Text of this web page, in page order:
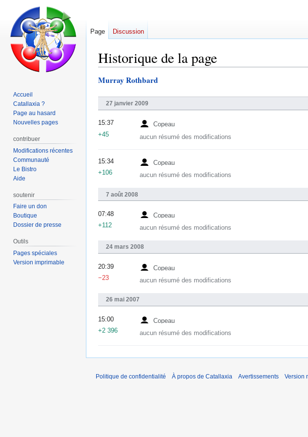
Historique de la page
Aller
navigation
Aller
recherche
Murray Rothbard
27 janvier 2009
Copeau
aucun résumé des modifications
15:37
+45
Copeau
aucun résumé des modifications
15:34
+106
7 août 2008
Copeau
aucun résumé des modifications
07:48
+112
24 mars 2008
Copeau
aucun résumé des modifications
20:39
−23
26 mai 2007
Copeau
aucun résumé des modifications
15:00
+2 396
Page Discussion
Accueil
Catallaxia ?
Page au hasard
Nouvelles pages
contribuer
Modifications récentes
Communauté
Le Bistro
Aide
soutenir
Faire un don
Boutique
Dossier de presse
Outils
Pages spéciales
Version imprimable
Politique de confidentialité À propos de Catallaxia Avertissements Version